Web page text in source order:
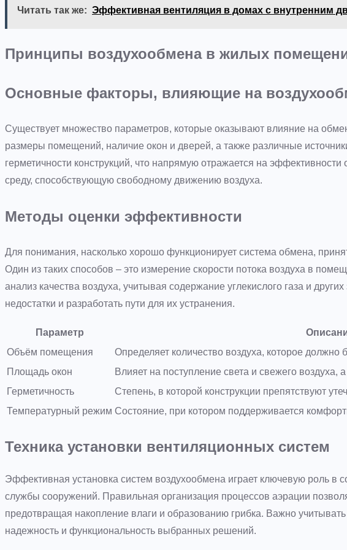
Читать так же: Эффективная вентиляция в домах с внутренним
Принципы воздухообмена в жилых
Основные факторы, влияющие на
Существует множество параметров, которые оказывают влияние на
размеры помещений, наличие окон и дверей, а также различные
герметичности конструкций, что напрямую отражается на
среду, способствующую свободному движению воздуха.
Методы оценки эффективности
Для понимания, насколько хорошо функционирует система обмена,
Один из таких способов – это измерение скорости потока воздуха в
анализ качества воздуха, учитывая содержание углекислого газа и
недостатки и разработать пути для их устранения.
Параметр
Объём помещения
Определяет количество воздуха, которое
Площадь окон
Влияет на поступление света и свежего воздуха,
Герметичность
Степень, в которой конструкции препятствуют
Температурный режим Состояние, при котором поддерживается
Техника установки вентиляционных систем
Эффективная установка систем воздухообмена играет ключевую роль в
службы сооружений. Правильная организация процессов аэрации
предотвращая накопление влаги и образованию грибка. Важно
надежность и функциональность выбранных решений.